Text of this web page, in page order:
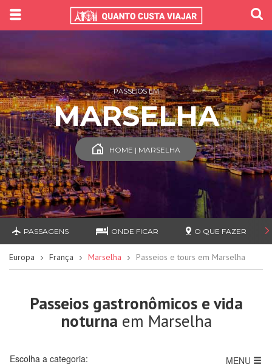
PASSEIOS EM
MARSELHA
HOME | MARSELHA
PASSAGENS ONDE FICAR O QUE FAZER
Europa França Marselha Passeios e tours em Marselha
Passeios gastronômicos e vida
noturna em Marselha
MENU
Escolha a categoria: